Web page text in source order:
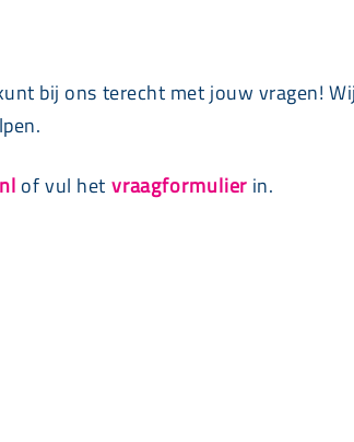
bij ons terecht met jouw vragen!
of vul het vraagformulier in.